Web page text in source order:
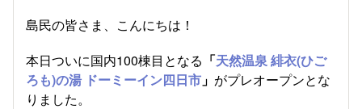
島民の皆さま、こんにちは！
本日ついに国内100棟目となる 「天然温泉 緋衣(ひご
ろも)の湯 ドーミーイン四日市 」 がプレオープンとな
りました。